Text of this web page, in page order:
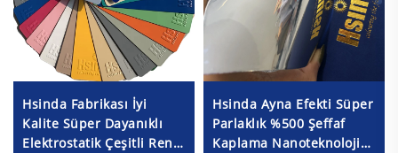
Hsinda Fabrikası İyi
Kalite Süper Dayanıklı
Elektrostatik Çeşitli Renk
Hsinda Ayna Efekti Süper
Parlaklık %500 Şeffaf
Kaplama Nanoteknoloji